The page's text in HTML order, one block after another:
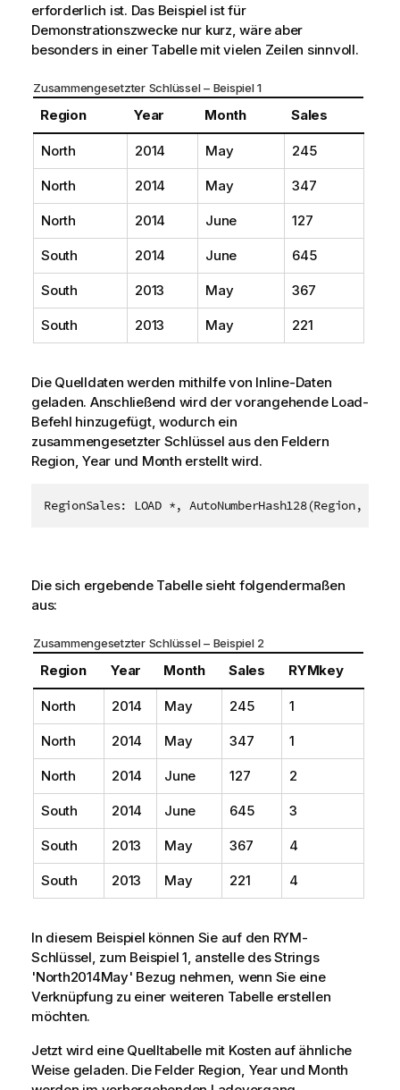
erforderlich ist. Das Beispiel ist für
Demonstrationszwecke nur kurz, wäre aber
besonders in einer Tabelle mit vielen Zeilen sinnvoll.
Zusammengesetzter Schlüssel – Beispiel 1
Region Year Month Sales
North 2014 May 245
North 2014 May 347
North 2014 June 127
South 2014 June 645
South 2013 May 367
South 2013 May 221
Die Quelldaten werden mithilfe von Inline-Daten
geladen. Anschließend wird der vorangehende Load-
Befehl hinzugefügt, wodurch ein
zusammengesetzter Schlüssel aus den Feldern
Region Year und Month erstellt wird.
Die sich ergebende Tabelle sieht folgendermaßen
aus:
Zusammengesetzter Schlüssel – Beispiel 2
Region Year Month Sales RYMkey
North 2014 May 245 1
North 2014 May 347 1
North 2014 June 127 2
South 2014 June 645 3
South 2013 May 367 4
South 2013 May 221 4
In diesem Beispiel können Sie auf den RYM-
Schlüssel, zum Beispiel 1, anstelle des Strings
'North2014May' Bezug nehmen, wenn Sie eine
Verknüpfung zu einer weiteren Tabelle erstellen
möchten.
Jetzt wird eine Quelltabelle mit Kosten auf ähnliche
Weise geladen. Die Felder Region Yearund Month